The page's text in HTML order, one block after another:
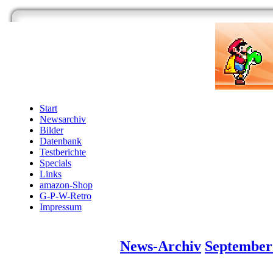
Start
Newsarchiv
Bilder
Datenbank
Testberichte
Specials
Links
amazon-Shop
G-P-W-Retro
Impressum
News-Archiv